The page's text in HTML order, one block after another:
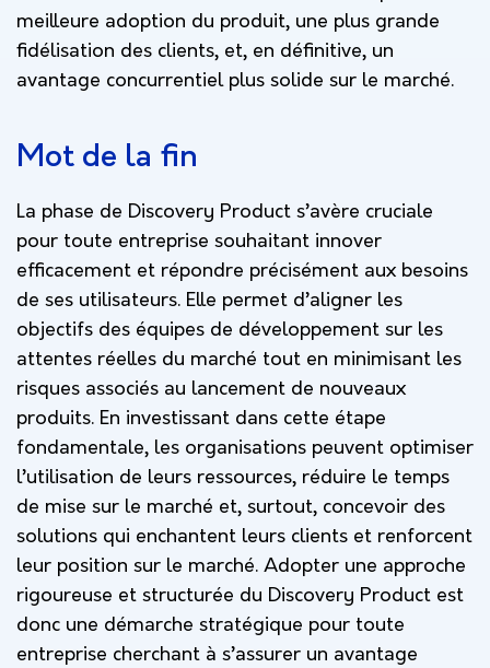
meilleure adoption du produit, une plus grande
fidélisation des clients, et, en définitive, un
avantage concurrentiel plus solide sur le marché.
Mot de la fin
La phase de Discovery Product s’avère cruciale
pour toute entreprise souhaitant innover
efficacement et répondre précisément aux besoins
de ses utilisateurs. Elle permet d’aligner les
objectifs des équipes de développement sur les
attentes réelles du marché tout en minimisant les
risques associés au lancement de nouveaux
produits. En investissant dans cette étape
fondamentale, les organisations peuvent optimiser
l’utilisation de leurs ressources, réduire le temps
de mise sur le marché et, surtout, concevoir des
solutions qui enchantent leurs clients et renforcent
leur position sur le marché. Adopter une approche
rigoureuse et structurée du Discovery Product est
donc une démarche stratégique pour toute
entreprise cherchant à s’assurer un avantage